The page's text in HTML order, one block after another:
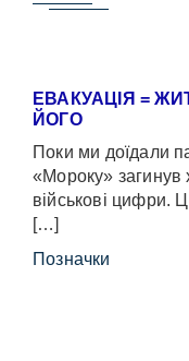
ЕВАКУАЦІЯ =
ЙОГО
Поки ми доїдали
«Мороку» загинув
військові цифри.
[…]
Позначки